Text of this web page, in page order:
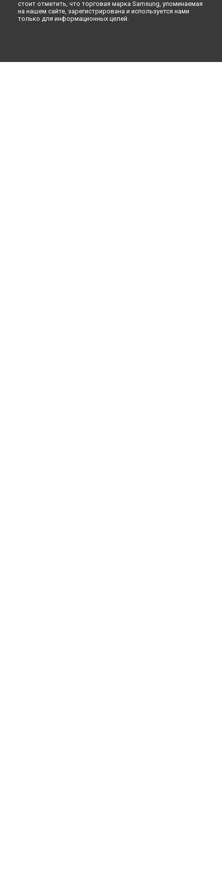
стоит отметить, что торговая марка Samsung, упоминаемая
на нашем сайте, зарегистрирована и используется нами
только для информационных целей.